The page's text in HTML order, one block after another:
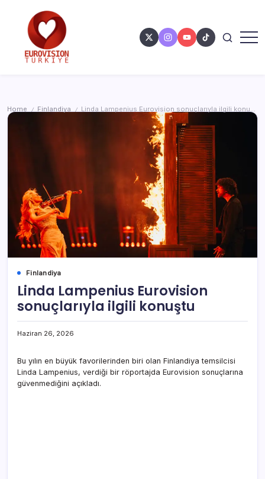
Home / Finlandiya / Linda Lampenius Eurovision sonuçlarıyla ilgili konuştu
Finlandiya
Linda Lampenius Eurovision
sonuçlarıyla ilgili konuştu
Haziran 26, 2026
Bu yılın en büyük favorilerinden biri olan Finlandiya temsilcisi
Linda Lampenius, verdiği bir röportajda Eurovision sonuçlarına
güvenmediğini açıkladı.